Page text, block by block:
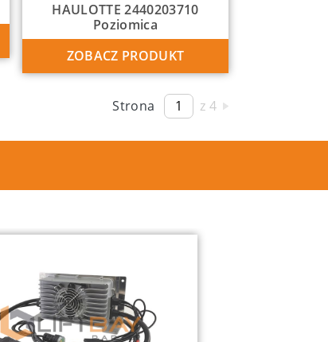
HAULOTTE 2440203710
Poziomica
ZOBACZ PRODUKT
Strona z 4